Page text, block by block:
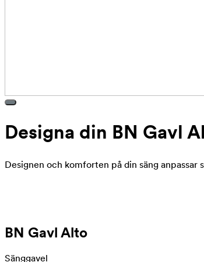
Designa din BN Gavl
Designen och komforten på din säng
BN Gavl Alto
Sänggavel